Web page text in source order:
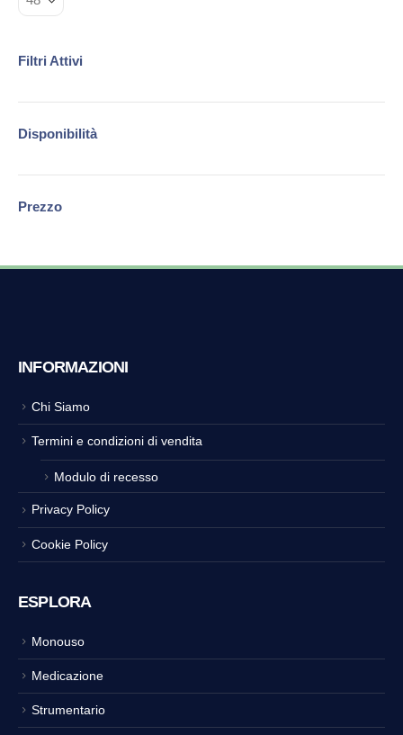
Filtri Attivi
Disponibilità
Prezzo
INFORMAZIONI
Chi Siamo
Termini e condizioni di vendita
Modulo di recesso
Privacy Policy
Cookie Policy
ESPLORA
Monouso
Medicazione
Strumentario